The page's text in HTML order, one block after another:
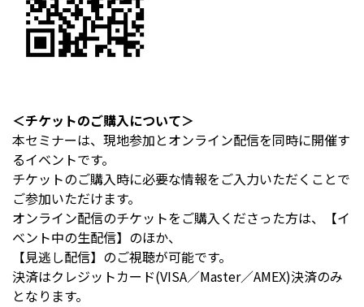
＜チケットのご購入について＞
本セミナーは、現地参加とオンライン配信を同時に開催す
るイベントです。
チケットのご購入時に必要な情報をご入力いただくことで
ご参加いただけます。
オンライン配信のチケットをご購入くださった方は、【イ
ベント中の生配信】のほか、
【見逃し配信】のご視聴が可能です。
決済はクレジットカード(VISA／Master／AMEX)決済のみ
となります。